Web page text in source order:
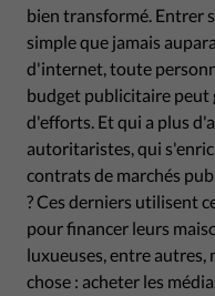
bien transformé. Entrer
simple que jamais
d'internet, toute
budget publicitaire peut
d'efforts. Et qui a plus
autoritaristes, qui
contrats de marchés
? Ces derniers utilisent
pour financer leurs
luxueuses, entre
chose : acheter les